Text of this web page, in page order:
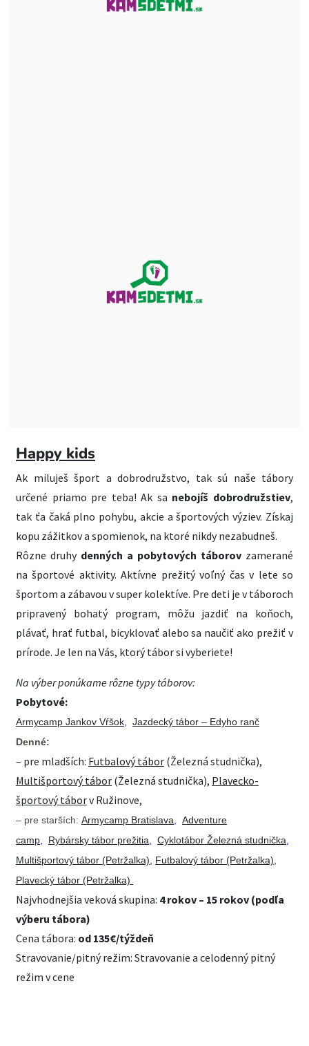
Happy kids
Ak miluješ šport a dobrodružstvo, tak sú naše tábory
určené priamo pre teba! Ak sa nebojíš dobrodružstiev,
tak ťa čaká plno pohybu, akcie a športových výziev. Získaj
kopu zážitkov a spomienok, na ktoré nikdy nezabudneš.
Rôzne druhy denných a pobytových táborov zamerané
na športové aktivity. Aktívne prežitý voľný čas v lete so
športom a zábavou v super kolektíve. Pre deti je v táboroch
pripravený bohatý program, môžu jazdiť na koňoch,
plávať, hrať futbal, bicyklovať alebo sa naučiť ako prežiť v
prírode. Je len na Vás, ktorý tábor si vyberiete!
Na výber ponúkame rôzne typy táborov:
Pobytové:
Armycamp Jankov Vŕšok, Jazdecký tábor – Edyho ranč
Denné:
– pre mladších: Futbalový tábor (Železná studnička),
Multišportový tábor (Železná studnička), Plavecko-
športový táborv Ružinove,
– pre starších: Armycamp Bratislava, Adventure
camp, Rybársky tábor prežitia, Cyklotábor Železná studnička,
Multišportový tábor (Petržalka), Futbalový tábor (Petržalka),
Plavecký tábor (Petržalka)
Najvhodnejšia veková skupina: 4 rokov – 15 rokov (podľa
výberu tábora)
Cena tábora: od 135€/týždeň
Stravovanie/pitný režim: Stravovanie a celodenný pitný
režim v cene